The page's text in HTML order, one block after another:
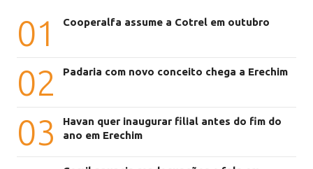
01 Cooperalfa assume a Cotrel em outubro
02 Padaria com novo conceito chega a Erechim
03
Havan quer inaugurar filial antes do fim do
ano em Erechim